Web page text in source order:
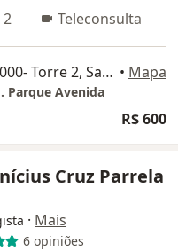
2 Teleconsulta
Avenida Raja Gabáglia 2000- Torre 2, Sala 224, Belo Horizonte • Mapa
Parque Avenida
R$ 600
Cruz Parrela
· Mais
6 opiniões